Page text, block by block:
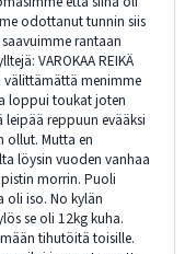
odottanut tunnin siis
rantaan
VAROKAA REIKÄ
välittämättä menimme
loppui toukat joten
reppuun evääksi
ollut. Mutta en
löysin vuoden vanhaa
morrin. Puoli
iso. No kylän
se oli 12kg kuha.
tihutöitä toisille.